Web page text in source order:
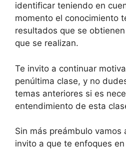
identificar teniendo en
momento el conocimiento
resultados que se
que se realizan.
Te invito a continuar
penúltima clase, y no
temas anteriores si es
entendimiento de esta
Sin más preámbulo vamos
invito a que te enfoques